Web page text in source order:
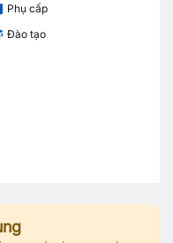
Phụ cấp
Đào tạo